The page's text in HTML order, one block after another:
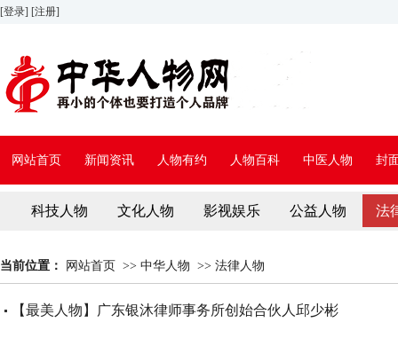
[登录] [注册]
网站首页 新闻资讯 人物有约 人物百科 中医人物 封
科技人物 文化人物 影视娱乐 公益人物 法
当前位置： 网站首页 >> 中华人物 >> 法律人物
【最美人物】广东银沐律师事务所创始合伙人邱少彬